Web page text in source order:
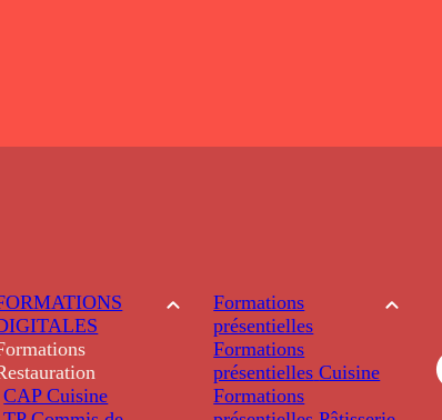
CAP Cuisine
Formations
présentielles
Formations
présentielles Cuisine
Formations